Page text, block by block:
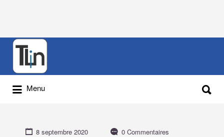
Rechercher
Menu
8 septembre 2020 0 Commentaires